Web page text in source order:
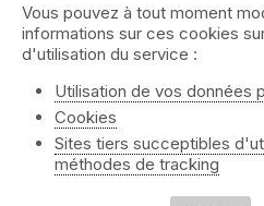
Vous pouvez à tout moment
informations sur ces cookies
d'utilisation du service :
Utilisation de vos données
Cookies
Sites tiers succeptibles
méthodes de tracking